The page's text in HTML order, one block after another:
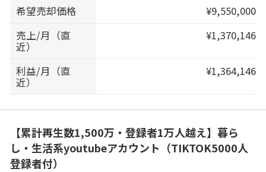
希望売却価格
¥9,550,000
売上/月（直
近）
¥1,370,146
利益/月（直
近）
¥1,364,146
【累計再生数1,500万・登録者1万人越え】暮ら
し・生活系youtubeアカウント（TIKTOK5000人
登録者付）